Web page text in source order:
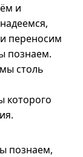
и
переносим
познаем.
столь
которого
познаем,